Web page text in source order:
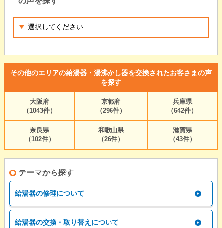
その他のエリアの給湯器・湯沸かし器を交換されたお客さまの声
を探す
大阪府
（1043件）
京都府
（296件）
兵庫県
（642件）
奈良県
（102件）
和歌山県
（26件）
滋賀県
（43件）
テーマから探す
給湯器の修理について
給湯器の交換・取り替えについて